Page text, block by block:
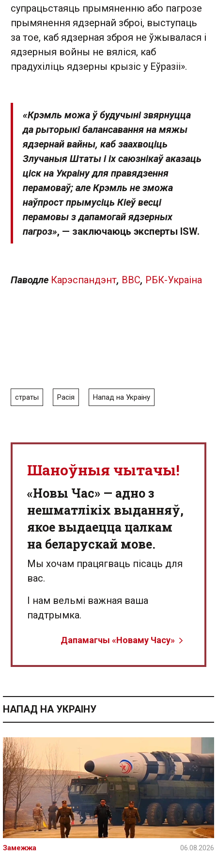
супрацьстаяць прымяненню або пагрозе
прымянення ядзернай зброі, выступаць
за тое, каб ядзерная зброя не ўжывалася і
ядзерныя войны не вяліся, каб
прадухіліць ядзерны крызіс у Еўразіі».
«Крэмль можа ў будучыні звярнуцца
да рыторыкі балансавання на мяжы
ядзернай вайны, каб заахвоціць
Злучаныя Штаты і іх саюзнікаў аказаць
ціск на Украіну для правядзення
перамоваў; але Крэмль не зможа
наўпрост прымусіць Кіеў весці
перамовы з дапамогай ядзерных
пагроз», — заключаюць эксперты ISW.
Паводле Карэспандэнт, ВВС, РБК-Украіна
страты Расія Напад на Украіну
Шаноўныя чытачы!
«Новы Час» — адно з
нешматлікіх выданняў,
якое выдаецца цалкам
на беларускай мове.
Мы хочам працягваць пісаць для
вас.
І нам вельмі важная ваша
падтрымка.
Дапамагчы «Новаму Часу»
НАПАД НА УКРАІНУ
Замежжа 06.08.2026